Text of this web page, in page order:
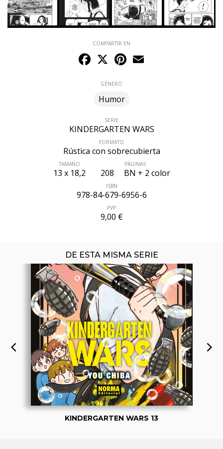
COMPARTIR EN
Facebook
X Pinterest
GÉNERO
Humor
SERIE
KINDERGARTEN WARS
FORMATO
Rústica con sobrecubierta
TAMAÑO
13 x 18,2
PÁGINAS
208 BN + 2 color
ISBN
978-84-679-6956-6
PVP
9,00 €
DE ESTA MISMA SERIE
ÚLTIMO NÚMERO PUBLICADO
KINDERGARTEN WARS 13